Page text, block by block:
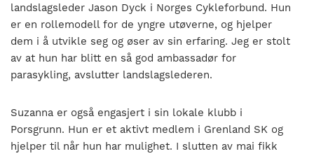
landslagsleder Jason Dyck i Norges Cykleforbund. Hun
er en rollemodell for de yngre utøverne, og hjelper
dem i å utvikle seg og øser av sin erfaring. Jeg er stolt
av at hun har blitt en så god ambassadør for
parasykling, avslutter landslagslederen.
Suzanna er også engasjert i sin lokale klubb i
Porsgrunn. Hun er et aktivt medlem i Grenland SK og
hjelper til når hun har mulighet. I slutten av mai fikk